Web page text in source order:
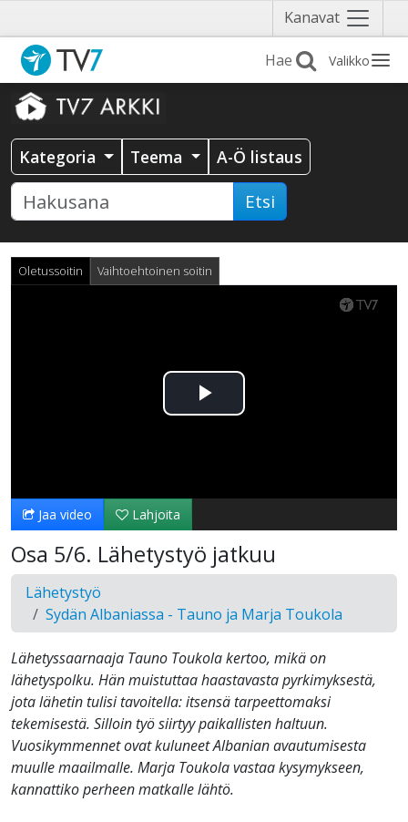
Kanavat Näytä
valikko
Valikko
Kategoria Teema A-Ö listaus
Etsi
Oletussoitin Vaihtoehtoinen soitin
Toista
Jaa video Lahjoita
Osa 5/6. Lähetystyö jatkuu
Lähetystyö
Sydän Albaniassa - Tauno ja Marja Toukola
Lähetyssaarnaaja Tauno Toukola kertoo, mikä on
lähetyspolku. Hän muistuttaa haastavasta pyrkimyksestä,
jota lähetin tulisi tavoitella: itsensä tarpeettomaksi
tekemisestä. Silloin työ siirtyy paikallisten haltuun.
Vuosikymmennet ovat kuluneet Albanian avautumisesta
muulle maailmalle. Marja Toukola vastaa kysymykseen,
kannattiko perheen matkalle lähtö.